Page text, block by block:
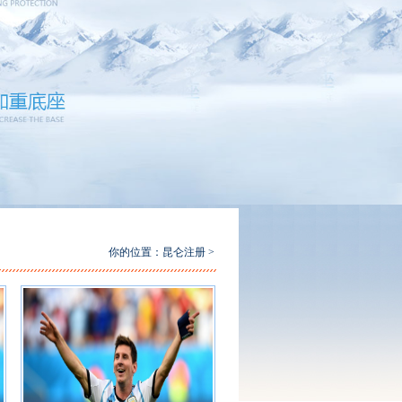
你的位置： 昆仑注册 >